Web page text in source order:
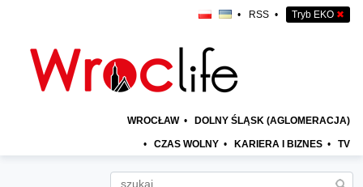
• RSS • Tryb EKO ✖
WROCŁAW • DOLNY ŚLĄSK (AGLOMERACJA)
• CZAS WOLNY • KARIERA I BIZNES • TV